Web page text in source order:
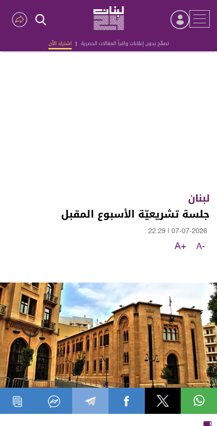
تصفّح بدون إعلانات واقرأ المقالات الحصرية | اشترك الآن
Advertisement
لبنان
جلسة تشريعيّة الأسبوع المقبل
07-07-2026
22:29
A-
A+